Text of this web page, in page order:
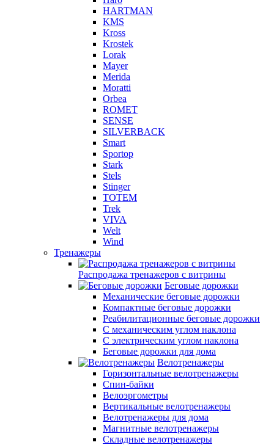
HARTMAN
KMS
Kross
Krostek
Lorak
Mayer
Merida
Moratti
Orbea
ROMET
SENSE
SILVERBACK
Smart
Sportop
Stark
Stels
Stinger
TOTEM
Trek
VIVA
Welt
Wind
Тренажеры
Распродажа тренажеров с витрины
Беговые дорожки
Механические беговые дорожки
Компактные беговые дорожки
Реабилитационные беговые дорожки
С механическим углом наклона
С электрическим углом наклона
Беговые дорожки для дома
Велотренажеры
Горизонтальные велотренажеры
Спин-байки
Велоэргометры
Вертикальные велотренажеры
Велотренажеры для дома
Магнитные велотренажеры
Складные велотренажеры